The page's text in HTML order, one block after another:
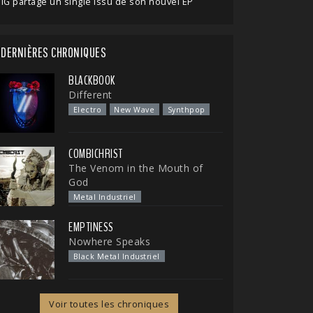
DERNIÈRES CHRONIQUES
BLACKBOOK
Different
Electro New Wave Synthpop
COMBICHRIST
The Venom in the Mouth of
God
Metal Industriel
EMPTINESS
Nowhere Speaks
Black Metal Industriel
Voir toutes les chroniques